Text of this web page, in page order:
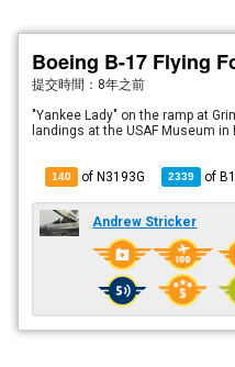
Boeing B-17 Flying
提交時間： 8年之前
"Yankee Lady" on the ramp at
landings at the USAF Museum
140 of N3193G 2339 of
Andrew Stricker